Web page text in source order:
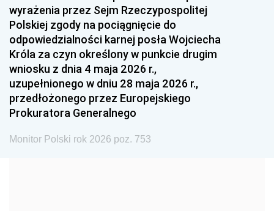
1993 1992 1991
1990 1989
1987 1986 1985
1984 1983
1981 1980 1979
1978 1977
1975 1974
wyrażenia przez Sejm Rzeczypospolitej
Polskiej zgody na pociągnięcie do
odpowiedzialności karnej posła Wojciecha
Króla za czyn określony w punkcie drugim
wniosku z dnia 4 maja 2026 r.,
uzupełnionego w dniu 28 maja 2026 r.,
przedłożonego przez Europejskiego
Prokuratora Generalnego
Monitor Polski rok 2026 poz. 753